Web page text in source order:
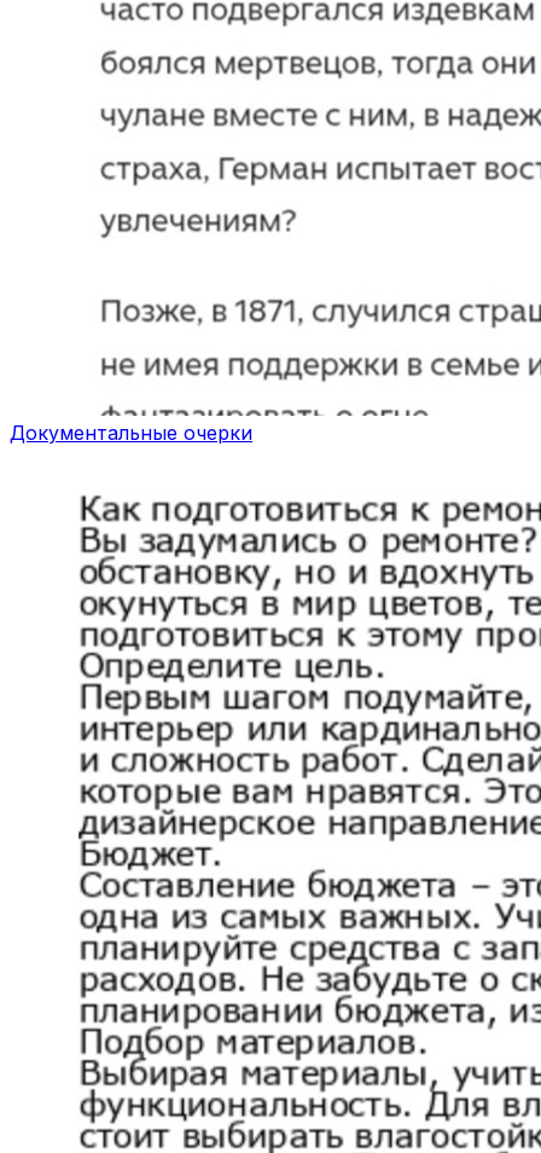
Документальные очерки